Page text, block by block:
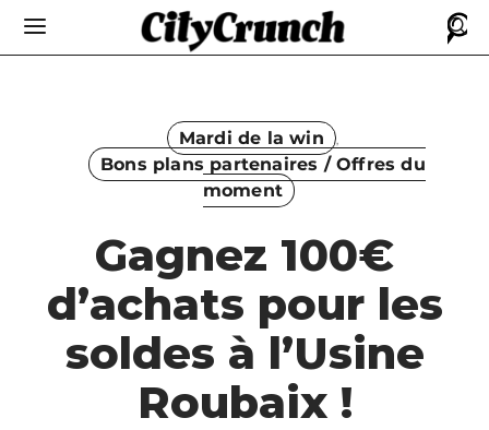
Mardi de la win
Bons plans partenaires / Offres du
moment
Gagnez 100€
d’achats pour les
soldes à l’Usine
Roubaix !